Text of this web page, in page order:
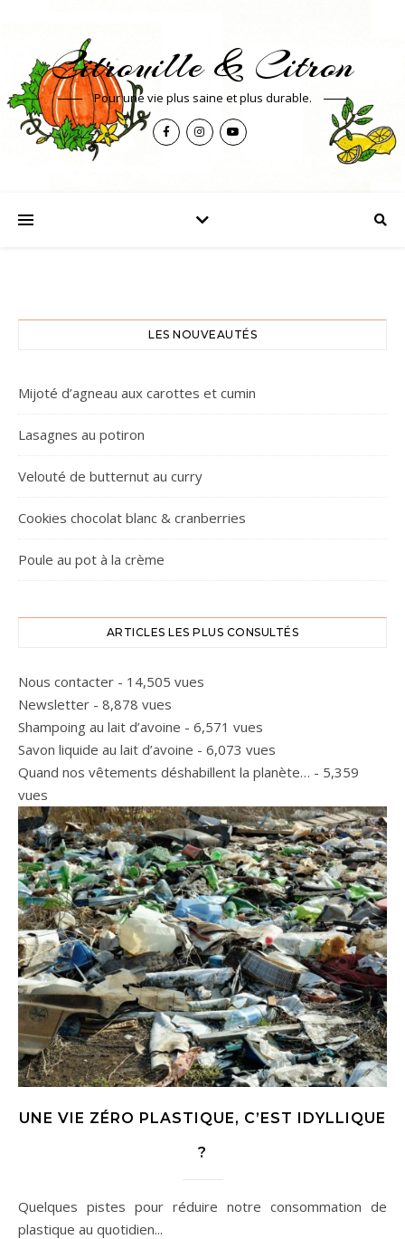
Citrouille & Citron
Pour une vie plus saine et plus durable.
LES NOUVEAUTÉS
Mijoté d’agneau aux carottes et cumin
Lasagnes au potiron
Velouté de butternut au curry
Cookies chocolat blanc & cranberries
Poule au pot à la crème
ARTICLES LES PLUS CONSULTÉS
Nous contacter - 14,505 vues
Newsletter - 8,878 vues
Shampoing au lait d’avoine - 6,571 vues
Savon liquide au lait d’avoine - 6,073 vues
Quand nos vêtements déshabillent la planète… - 5,359
vues
UNE VIE ZÉRO PLASTIQUE, C’EST IDYLLIQUE
?
Quelques pistes pour réduire notre consommation de
plastique au quotidien...